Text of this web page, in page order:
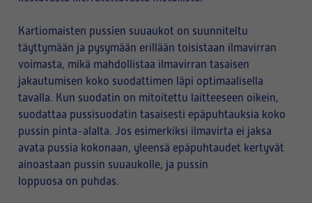
Kartiomaisten pussien suuaukot on suunniteltu
täyttymään ja pysymään erillään toisistaan ilmavirran
voimasta, mikä mahdollistaa ilmavirran tasaisen
jakautumisen koko suodattimen läpi optimaalisella
tavalla. Kun suodatin on mitoitettu laitteeseen oikein,
suodattaa pussisuodatin tasaisesti epäpuhtauksia koko
pussin pinta-alalta. Jos esimerkiksi ilmavirta ei jaksa
avata pussia kokonaan, yleensä epäpuhtaudet kertyvät
ainoastaan pussin suuaukolle, ja pussin
loppuosa on puhdas.